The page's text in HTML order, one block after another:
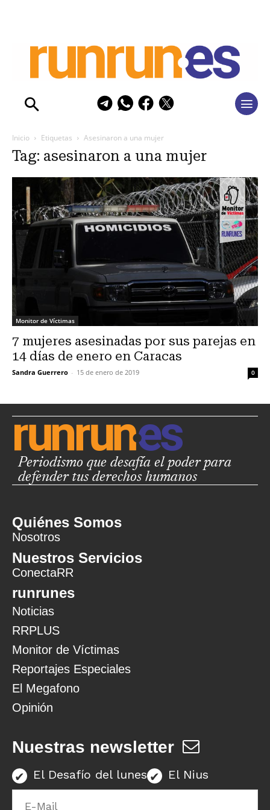
Inicio Etiquetas Asesinaron a una mujer
Tag: asesinaron a una mujer
Monitor de Víctimas
7 mujeres asesinadas por sus parejas en
14 días de enero en Caracas
Sandra Guerrero - 15 de enero de 2019 0
Periodismo que desafía el poder para
defender tus derechos humanos
Quiénes Somos
Nosotros
Nuestros Servicios
ConectaRR
runrunes
Noticias
RRPLUS
Monitor de Víctimas
Reportajes Especiales
El Megafono
Opinión
Nuestras newsletter
El Desafío del lunes El Nius